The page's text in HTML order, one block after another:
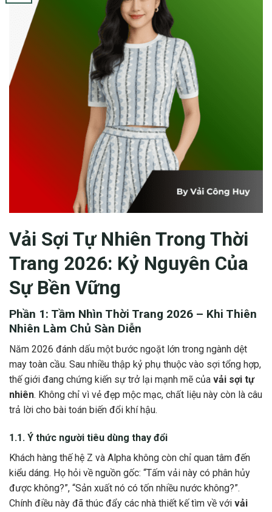
Vải Sợi Tự Nhiên Trong Thời
Trang 2026: Kỷ Nguyên Của
Sự Bền Vững
Phần 1: Tầm Nhìn Thời Trang 2026 – Khi Thiên
Nhiên Làm Chủ Sàn Diễn
Năm 2026 đánh dấu một bước ngoặt lớn trong ngành dệt
may toàn cầu. Sau nhiều thập kỷ phụ thuộc vào sợi tổng hợp,
thế giới đang chứng kiến sự trở lại mạnh mẽ của vải sợi tự
nhiên. Không chỉ vì vẻ đẹp mộc mạc, chất liệu này còn là câu
trả lời cho bài toán biến đổi khí hậu.
1.1. Ý thức người tiêu dùng thay đổi
Khách hàng thế hệ Z và Alpha không còn chỉ quan tâm đến
kiểu dáng. Họ hỏi về nguồn gốc: “Tấm vải này có phân hủy
được không?”, “Sản xuất nó có tốn nhiều nước không?”.
Chính điều này đã thúc đẩy các nhà thiết kế tìm về với vải